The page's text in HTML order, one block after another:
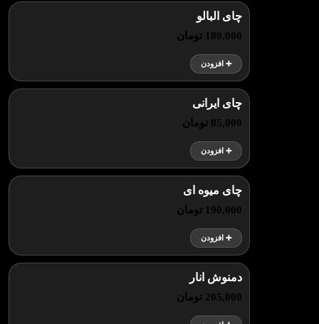
چای البالو
180,000 تومان
➕ افزودن
چای ایرانی
85,000 تومان
➕ افزودن
چای میوه ای
190,000 تومان
➕ افزودن
دمنوش انار
205,000 تومان